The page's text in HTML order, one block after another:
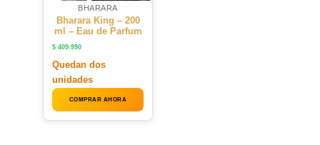
BHARARA
Bharara King – 200
ml – Eau de Parfum
$ 409.990
Quedan dos
unidades
COMPRAR AHORA